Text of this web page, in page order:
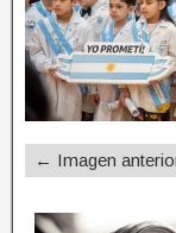
← Imagen